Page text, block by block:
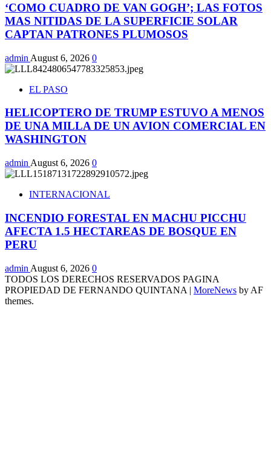
‘COMO CUADRO DE VAN GOGH’; LAS FOTOS
MAS NITIDAS DE LA SUPERFICIE SOLAR
CAPTAN PATRONES PLUMOSOS
admin August 6, 2026 0
EL PASO
HELICOPTERO DE TRUMP ESTUVO A MENOS
DE UNA MILLA DE UN AVION COMERCIAL EN
WASHINGTON
admin August 6, 2026 0
INTERNACIONAL
INCENDIO FORESTAL EN MACHU PICCHU
AFECTA 1.5 HECTAREAS DE BOSQUE EN
PERU
admin August 6, 2026 0
TODOS LOS DERECHOS RESERVADOS PAGINA
PROPIEDAD DE FERNANDO QUINTANA | MoreNews by AF
themes.